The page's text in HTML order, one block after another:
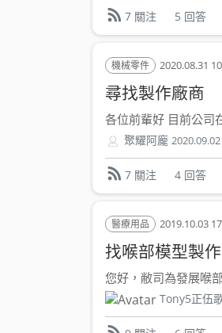
7 關注 5 回答
機械零件 2020.08.31
尋找製作廠商
各位前輩好 目前公司
聚耀阿龐
7 關注 4 回答
醫療用品 2019.10.03
找喉部模型製作
您好，敝司為發展喉
Tony5正伍